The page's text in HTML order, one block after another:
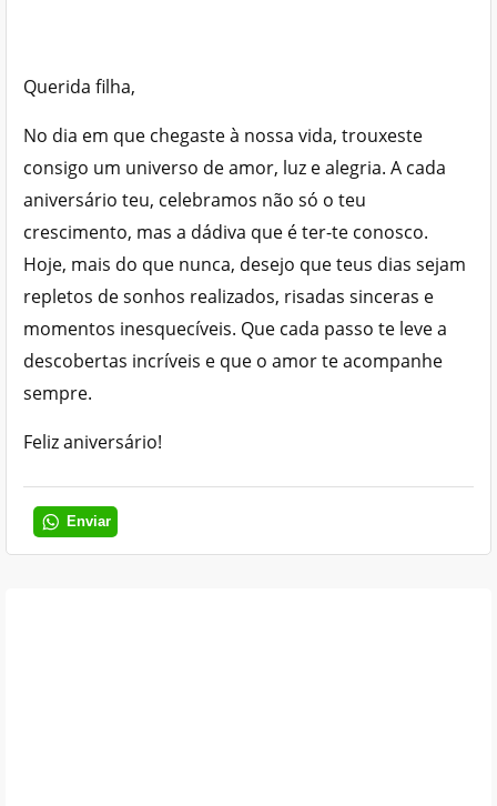
Querida filha,
No dia em que chegaste à nossa vida, trouxeste
consigo um universo de amor, luz e alegria. A cada
aniversário teu, celebramos não só o teu
crescimento, mas a dádiva que é ter-te conosco.
Hoje, mais do que nunca, desejo que teus dias sejam
repletos de sonhos realizados, risadas sinceras e
momentos inesquecíveis. Que cada passo te leve a
descobertas incríveis e que o amor te acompanhe
sempre.
Feliz aniversário!
Enviar